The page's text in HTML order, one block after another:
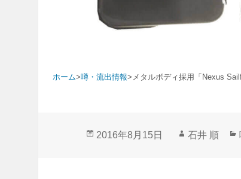
ホーム>噂・流出情報> メタルボディ採用「Nexus
投
2016年8月15日
作
石井 順